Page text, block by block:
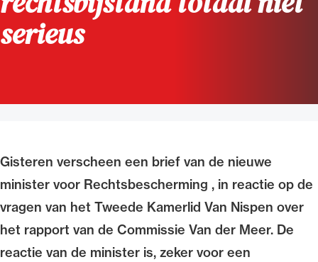
serieus
Gisteren verscheen een brief van de nieuwe
minister voor Rechtsbescherming , in reactie op de
vragen van het Tweede Kamerlid Van Nispen over
het rapport van de Commissie Van der Meer. De
reactie van de minister is, zeker voor een
Uitgelicht
Alle wet- en regelgeving voor de advocatuur.
Van de Advocatenwet tot de Verordening op
de advocatuur (Voda) en de Regeling op de
advocatuur (Roda).